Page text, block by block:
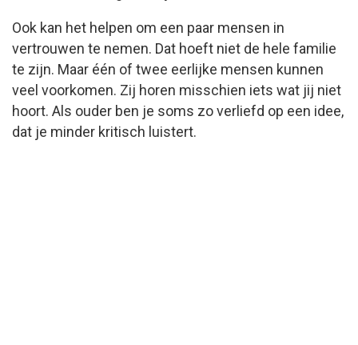
Ook kan het helpen om een paar mensen in
vertrouwen te nemen. Dat hoeft niet de hele familie
te zijn. Maar één of twee eerlijke mensen kunnen
veel voorkomen. Zij horen misschien iets wat jij niet
hoort. Als ouder ben je soms zo verliefd op een idee,
dat je minder kritisch luistert.